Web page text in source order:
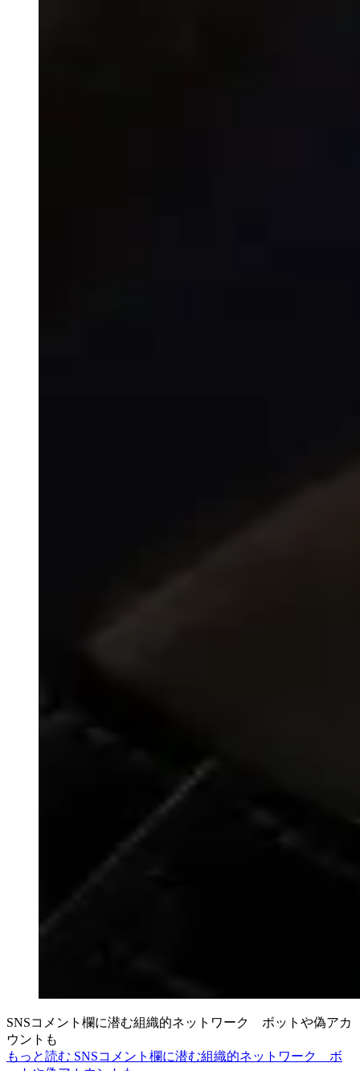
SNSコメント欄に潜む組織的ネットワーク ボットや偽アカ
ウントも
もっと読む SNSコメント欄に潜む組織的ネットワーク ボ